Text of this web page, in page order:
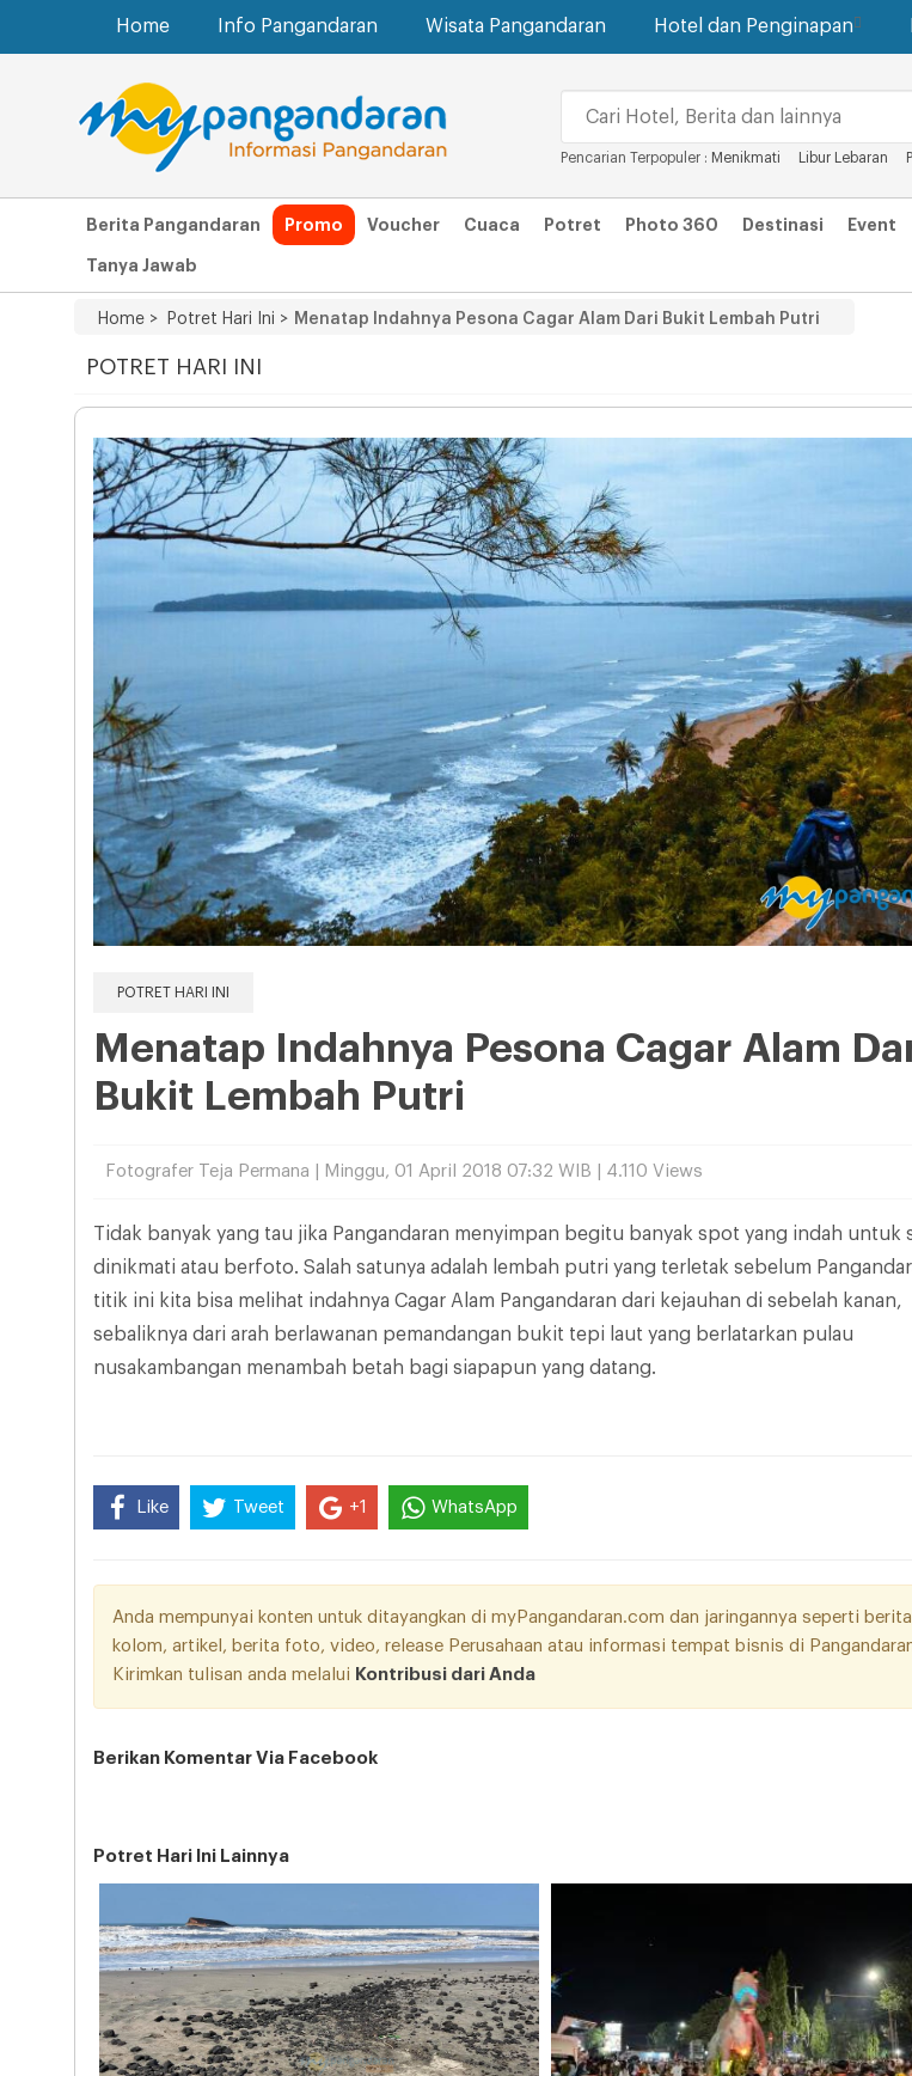
Home Info Pangandaran Wisata Pangandaran Hotel dan Penginapan
Pencarian Terpopuler : Menikmati Libur Lebaran
Berita Pangandaran Promo Voucher Cuaca Potret Photo 360 Destinasi Event
Tanya Jawab
Home > Potret Hari Ini > Menatap Indahnya Pesona Cagar Alam Dari Bukit Lembah Putri
POTRET HARI INI
POTRET HARI INI
Menatap Indahnya Pesona Cagar Alam
Bukit Lembah Putri
Fotografer Teja Permana | Minggu, 01 April 2018 07:32 WIB | 4.110 Views
Tidak banyak yang tau jika Pangandaran menyimpan begitu banyak spot yang indah untuk
dinikmati atau berfoto. Salah satunya adalah lembah putri yang terletak sebelum
titik ini kita bisa melihat indahnya Cagar Alam Pangandaran dari kejauhan di sebelah kanan,
sebaliknya dari arah berlawanan pemandangan bukit tepi laut yang berlatarkan pulau
nusakambangan menambah betah bagi siapapun yang datang.
Like Tweet +1 WhatsApp
Anda mempunyai konten untuk ditayangkan di myPangandaran.com dan jaringannya seperti
kolom, artikel, berita foto, video, release Perusahaan atau informasi tempat bisnis di
Kirimkan tulisan anda melalui Kontribusi dari Anda
Berikan Komentar Via Facebook
Potret Hari Ini Lainnya